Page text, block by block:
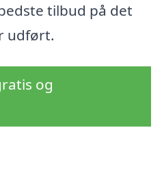
tilbud på det
udført.
og